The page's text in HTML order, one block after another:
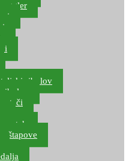
ribolov
match
štapove